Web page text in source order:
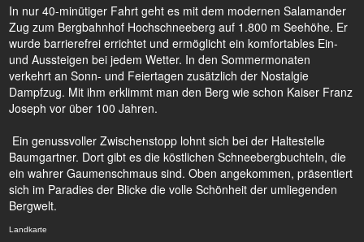
In nur 40-minütiger Fahrt geht es mit dem modernen Salamander
Zug zum Bergbahnhof Hochschneeberg auf 1.800 m Seehöhe. Er
wurde barrierefrei errichtet und ermöglicht ein komfortables Ein-
und Aussteigen bei jedem Wetter. In den Sommermonaten
verkehrt an Sonn- und Feiertagen zusätzlich der Nostalgie
Dampfzug. Mit ihm erklimmt man den Berg wie schon Kaiser Franz
Joseph vor über 100 Jahren.
Ein genussvoller Zwischenstopp lohnt sich bei der Haltestelle
Baumgartner. Dort gibt es die köstlichen Schneebergbuchteln, die
ein wahrer Gaumenschmaus sind. Oben angekommen, präsentiert
sich im Paradies der Blicke die volle Schönheit der umliegenden
Bergwelt.
Landkarte